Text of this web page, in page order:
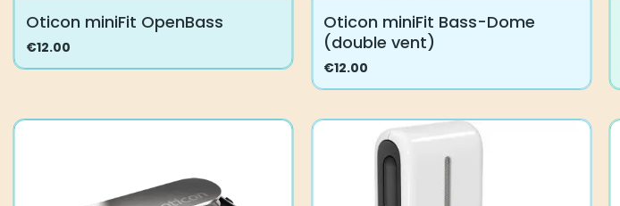
Oticon miniFit OpenBass
€12.00
useampi
Oticon miniFit Bass-Dome
(double vent)
€12.00
on
useampi
muunnelma.